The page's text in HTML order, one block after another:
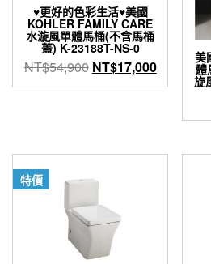
♥更好的色彩生活♥美國
KOHLER FAMILY CARE
水漩風單體馬桶(不含馬桶
蓋) K-23188T-NS-0
NT$54,900 原
始
NT$17,000目
前
美
體
旋
特價